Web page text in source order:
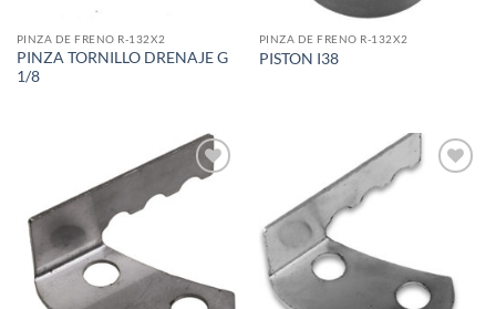
PINZA DE FRENO R-132X2
PINZA TORNILLO DRENAJE G
1/8
PINZA DE FRENO R-132X2
PISTON I38